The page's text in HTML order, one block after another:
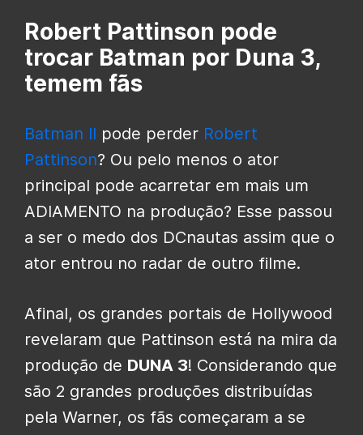
Robert Pattinson pode
trocar Batman por Duna 3,
temem fãs
Batman II pode perder Robert
Pattinson? Ou pelo menos o ator
principal pode acarretar em mais um
ADIAMENTO na produção? Esse passou
a ser o medo dos DCnautas assim que o
ator entrou no radar de outro filme.
Afinal, os grandes portais de Hollywood
revelaram que Pattinson está na mira da
produção de DUNA 3! Considerando que
são 2 grandes produções distribuídas
pela Warner, os fãs começaram a se